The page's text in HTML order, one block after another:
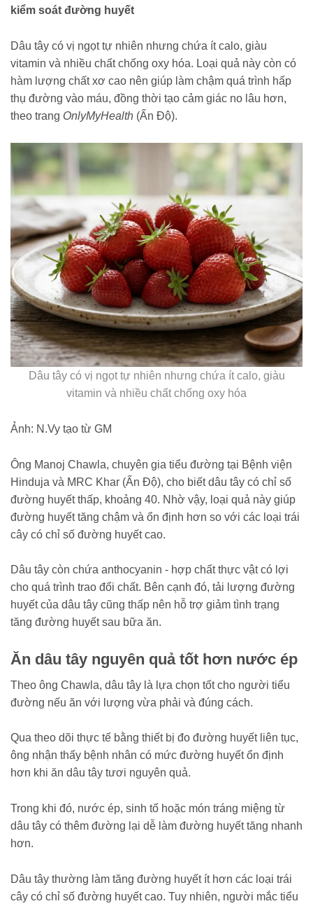
kiểm soát đường huyết
Dâu tây có vị ngọt tự nhiên nhưng chứa ít calo, giàu
vitamin và nhiều chất chống oxy hóa. Loại quả này còn có
hàm lượng chất xơ cao nên giúp làm chậm quá trình hấp
thụ đường vào máu, đồng thời tạo cảm giác no lâu hơn,
theo trang OnlyMyHealth (Ấn Độ).
Dâu tây có vị ngọt tự nhiên nhưng chứa ít calo, giàu
vitamin và nhiều chất chống oxy hóa
Ảnh: N.Vy tạo từ GM
Ông Manoj Chawla, chuyên gia tiểu đường tại Bệnh viện
Hinduja và MRC Khar (Ấn Độ), cho biết dâu tây có chỉ số
đường huyết thấp, khoảng 40. Nhờ vậy, loại quả này giúp
đường huyết tăng chậm và ổn định hơn so với các loại trái
cây có chỉ số đường huyết cao.
Dâu tây còn chứa anthocyanin - hợp chất thực vật có lợi
cho quá trình trao đổi chất. Bên cạnh đó, tải lượng đường
huyết của dâu tây cũng thấp nên hỗ trợ giảm tình trạng
tăng đường huyết sau bữa ăn.
Ăn dâu tây nguyên quả tốt hơn nước ép
Theo ông Chawla, dâu tây là lựa chọn tốt cho người tiểu
đường nếu ăn với lượng vừa phải và đúng cách.
Qua theo dõi thực tế bằng thiết bị đo đường huyết liên tục,
ông nhận thấy bệnh nhân có mức đường huyết ổn định
hơn khi ăn dâu tây tươi nguyên quả.
Trong khi đó, nước ép, sinh tố hoặc món tráng miệng từ
dâu tây có thêm đường lại dễ làm đường huyết tăng nhanh
hơn.
Dâu tây thường làm tăng đường huyết ít hơn các loại trái
cây có chỉ số đường huyết cao. Tuy nhiên, người mắc tiểu